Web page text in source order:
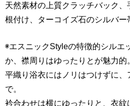
天然素材の上質クラッチバック
根付け、ターコイズ石のシルバー
◉エスニックStyleの特徴的シルエ
か、襟周りはゆったりとが魅力的
平織り浴衣にはノリはつけずに
で。
衿合わせは横にゆったりと、衣紋